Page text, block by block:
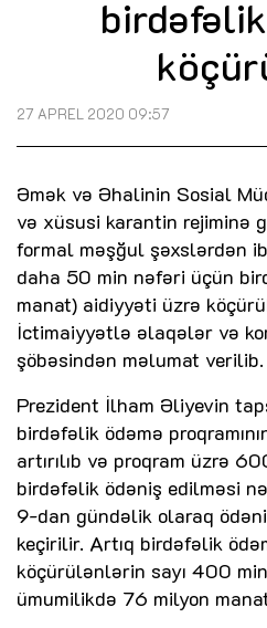
27 APREL 2020 09:57
Əmək və Əhalinin Sosial
və xüsusi karantin rejiminə
formal məşğul şəxslərdən
daha 50 min nəfəri üçün
manat) aidiyyəti üzrə
İctimaiyyətlə əlaqələr və
şöbəsindən məlumat verilib.
Prezident İlham Əliyevin
birdəfəlik ödəmə
artırılıb və proqram üzrə
birdəfəlik ödəniş edilməsi
9-dan gündəlik olaraq
keçirilir. Artıq birdəfəlik
köçürülənlərin sayı 400
ümumilikdə 76 milyon